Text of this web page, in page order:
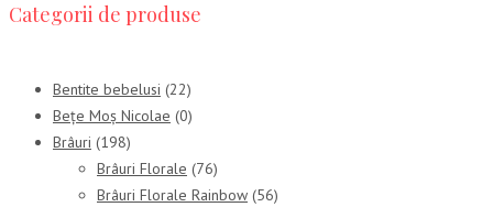
Categorii de produse
Bentite bebelusi (22)
Bețe Moș Nicolae (0)
Brâuri (198)
Brâuri Florale (76)
Brâuri Florale Rainbow (56)